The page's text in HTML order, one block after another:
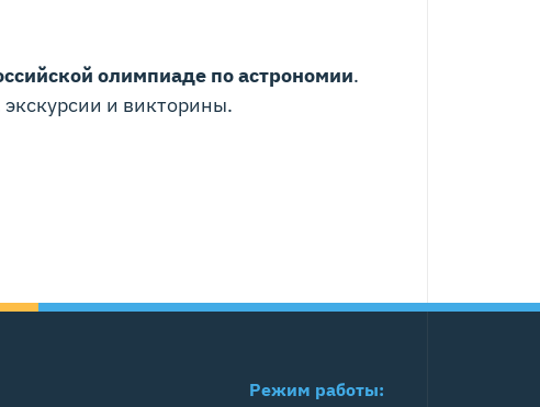
олимпиаде по астрономии.
и викторины.
Режим работы: